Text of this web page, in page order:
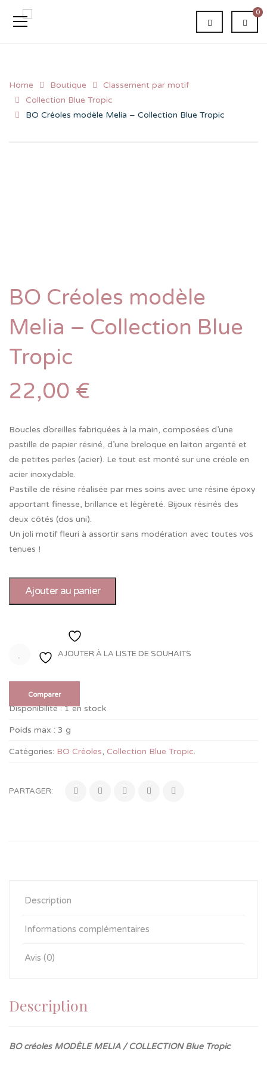
0
Home Boutique
Classement par motif
Collection Blue Tropic
BO Créoles modèle Melia – Collection Blue Tropic
BO Créoles modèle
Melia – Collection Blue
Tropic
22,00 €
Boucles d’oreilles fabriquées à la main, composées d’une
pastille de papier résiné, d’une breloque en laiton argenté et
de petites perles (acier). Le tout est monté sur une créole en
acier inoxydable.
Pastille de résine réalisée par mes soins avec une résine époxy
apportant finesse, brillance et légèreté. Bijoux résinés des
deux côtés (dos uni).
Un joli motif fleuri à assortir sans modération avec toutes vos
tenues !
Ajouter au panier
AJOUTER À LA LISTE DE SOUHAITS
Comparer
Disponibilité : 1 en stock
Poids max : 3 g
Catégories: BO Créoles, Collection Blue Tropic.
PARTAGER:
Description
Informations complémentaires
Avis (0)
Description
BO créoles MODÈLE MELIA / COLLECTION Blue Tropic